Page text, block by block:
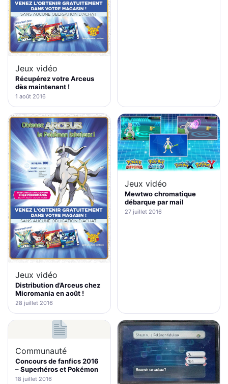
Jeux vidéo
Récupérez votre Arceus
dès maintenant !
1 août 2016
Jeux vidéo
Distribution d’Arceus chez
Micromania en août !
28 juillet 2016
Jeux vidéo
Mewtwo chromatique
débarque par mail
27 juillet 2016
Communauté
Concours de fanfics 2016
– Superhéros et Pokémon
18 juillet 2016